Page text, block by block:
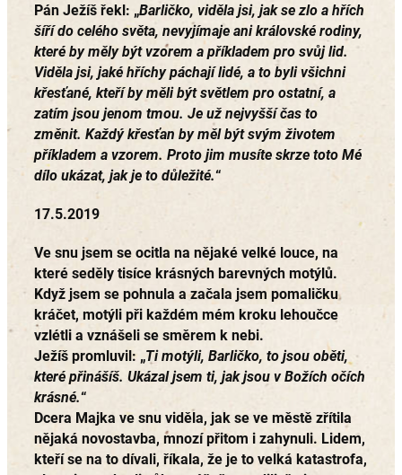
Pán Ježíš řekl: „Barličko, viděla jsi, jak se zlo a hřích
šíří do celého světa, nevyjímaje ani královské rodiny,
které by měly být vzorem a příkladem pro svůj lid.
Viděla jsi, jaké hříchy páchají lidé, a to byli všichni
křesťané, kteří by měli být světlem pro ostatní, a
zatím jsou jenom tmou. Je už nejvyšší čas to
změnit. Každý křesťan by měl být svým životem
příkladem a vzorem. Proto jim musíte skrze toto Mé
dílo ukázat, jak je to důležité.“
17.5.2019
Ve snu jsem se ocitla na nějaké velké louce, na
které seděly tisíce krásných barevných motýlů.
Když jsem se pohnula a začala jsem pomaličku
kráčet, motýli při každém mém kroku lehoučce
vzlétli a vznášeli se směrem k nebi.
Ježíš promluvil: „Ti motýli, Barličko, to jsou oběti,
které přinášíš. Ukázal jsem ti, jak jsou v Božích očích
krásné.“
Dcera Majka ve snu viděla, jak se ve městě zřítila
nějaká novostavba, mnozí přitom i zahynuli. Lidem,
kteří se na to dívali, říkala, že je to velká katastrofa,